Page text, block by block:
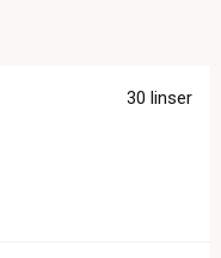
30 linser